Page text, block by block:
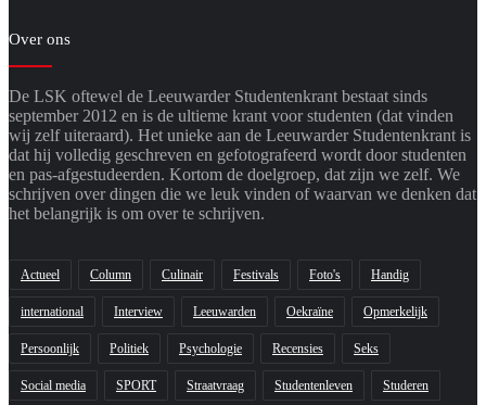
Over ons
De LSK oftewel de Leeuwarder Studentenkrant bestaat sinds
september 2012 en is de ultieme krant voor studenten (dat vinden
wij zelf uiteraard). Het unieke aan de Leeuwarder Studentenkrant is
dat hij volledig geschreven en gefotografeerd wordt door studenten
en pas-afgestudeerden. Kortom de doelgroep, dat zijn we zelf. We
schrijven over dingen die we leuk vinden of waarvan we denken dat
het belangrijk is om over te schrijven.
Actueel Column Culinair Festivals Foto's Handig
international Interview Leeuwarden Oekraïne Opmerkelijk
Persoonlijk Politiek Psychologie Recensies Seks
Social media SPORT Straatvraag Studentenleven Studeren